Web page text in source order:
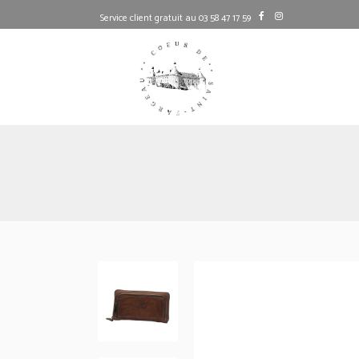
Service client gratuit au 03 58 47 17 59